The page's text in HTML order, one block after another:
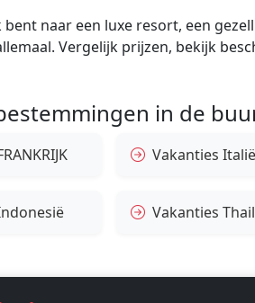
bent naar een luxe resort, een
Vergelijk prijzen, bekijk
in de
Vakanties Italië
Vakanties